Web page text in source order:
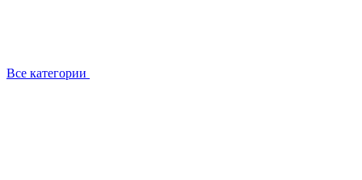
Все категории